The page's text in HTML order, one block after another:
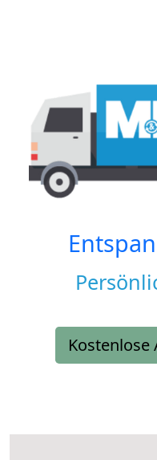
Kostenlose